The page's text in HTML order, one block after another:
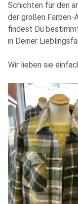
Schichten für den
der großen Farben-
findest Du
in Deiner
Wir lieben sie